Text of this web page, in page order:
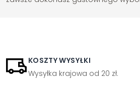
KOSZTY WYSYŁKI
Wysyłka krajowa od 20 zł.